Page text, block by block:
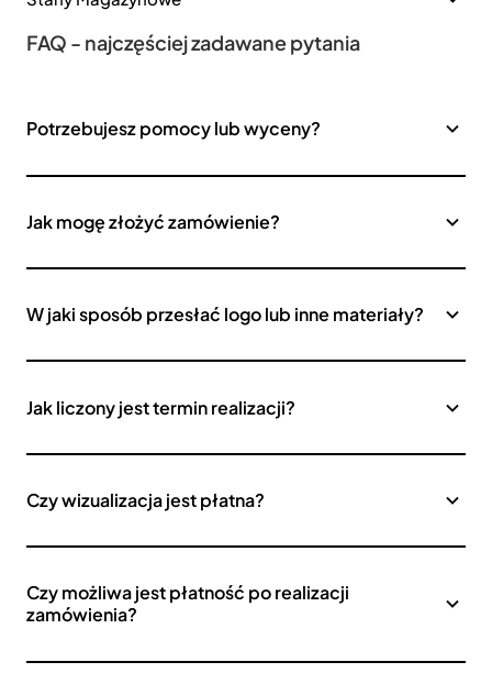
FAQ - najczęściej zadawane pytania
Potrzebujesz pomocy lub wyceny?
Jak mogę złożyć zamówienie?
W jaki sposób przesłać logo lub inne materiały?
Jak liczony jest termin realizacji?
Czy wizualizacja jest płatna?
Czy możliwa jest płatność po realizacji
zamówienia?